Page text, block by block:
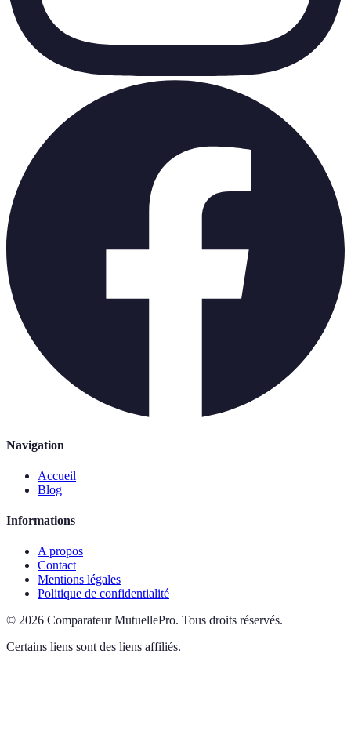
Navigation
Accueil
Blog
Informations
A propos
Contact
Mentions légales
Politique de confidentialité
© 2026 Comparateur MutuellePro. Tous droits réservés.
Certains liens sont des liens affiliés.